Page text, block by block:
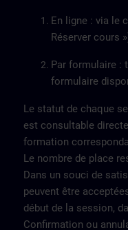
En ligne : via le
Réserver cours
Par formulaire :
formulaire
Le statut de chaque
est consultable
formation
Le nombre de place
Dans un souci de
peuvent être
début de la session,
Confirmation ou